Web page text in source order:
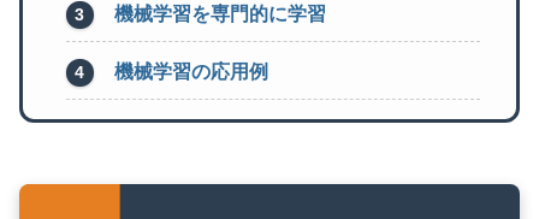
機械学習を専門的に学習
機械学習の応用例